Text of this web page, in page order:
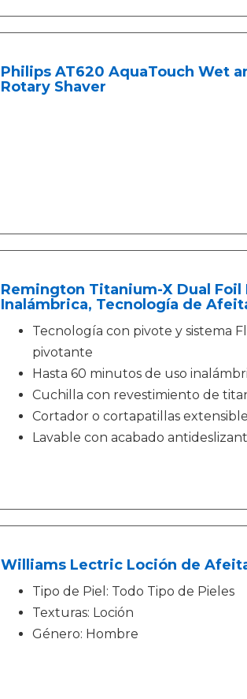
Philips AT620 AquaTouch Wet
Rotary Shaver
Remington Titanium-X Dual
Inalámbrica, Tecnología de
Tecnología con pivote y sistema
pivotante
Hasta 60 minutos de uso
Cuchilla con revestimiento de
Cortador o cortapatillas extensible
Lavable con acabado
Williams Lectric Loción de
Tipo de Piel: Todo Tipo de Pieles
Texturas: Loción
Género: Hombre